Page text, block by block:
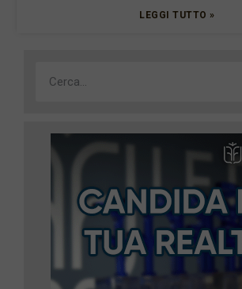
LEGGI TUTTO »